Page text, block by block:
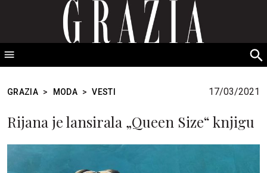
GRAZIA Srbija
GRAZIA > MODA > VESTI 17/03/2021
Rijana je lansirala „Queen Size“ knjigu